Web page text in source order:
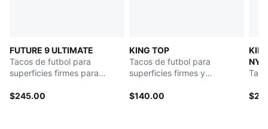
FUTURE 9 ULTIMATE
Tacos de futbol para
superficies firmes para
$245.00
KING TOP
Tacos de futbol para
superficies firmes y
$140.00
NYC